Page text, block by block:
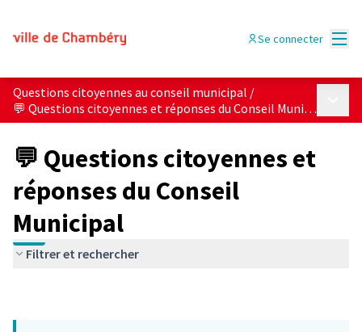
Se connecter
Questions citoyennes au conseil municipal /
💬 Questions citoyennes et réponses du Conseil Municipal
💬 Questions citoyennes et
réponses du Conseil
Municipal
Filtrer et rechercher